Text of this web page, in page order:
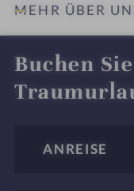
MEHR ÜBER
Buchen